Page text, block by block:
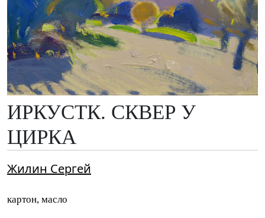
ИРКУСТК. СКВЕР У
ЦИРКА
Жилин Сергей
картон, масло